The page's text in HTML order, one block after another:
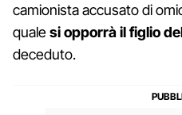
camionista accusato di
qualesi opporrà il figlio
deceduto.